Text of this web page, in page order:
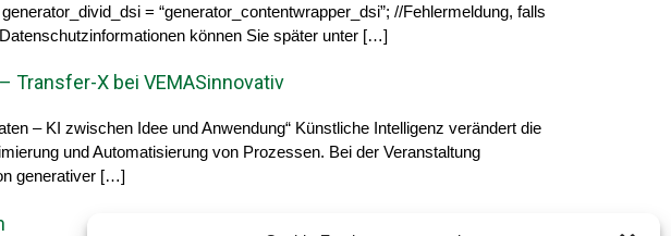
= “generator_contentwrapper_dsi”; //Fehlermeldung, falls
Datenschutzinformationen können Sie später unter […]
Transfer-X bei VEMASinnovativ
– KI zwischen Idee und Anwendung“ Künstliche Intelligenz verändert die
und Automatisierung von Prozessen. Bei der Veranstaltung
generativer […]